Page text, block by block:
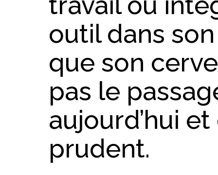
outil dans
que son
pas le
aujourd’hui
prudent.